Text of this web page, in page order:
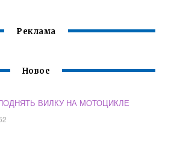
Реклама
Новое
ВИЛКУ НА МОТОЦИКЛЕ